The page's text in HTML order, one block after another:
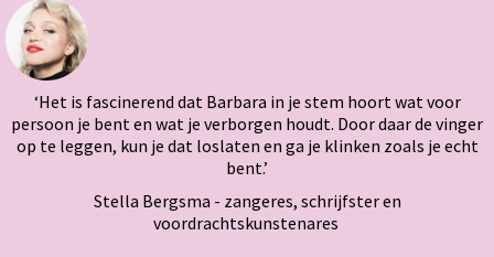
‘Het is fascinerend dat Barbara in je stem hoort wat voor
persoon je bent en wat je verborgen houdt. Door daar de vinger
op te leggen, kun je dat loslaten en ga je klinken zoals je echt
bent.’
Stella Bergsma - zangeres, schrijfster en
voordrachtskunstenares